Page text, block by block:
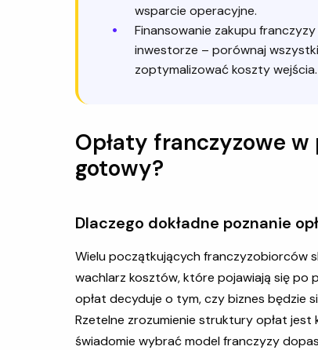
wsparcie operacyjne.
Finansowanie zakupu
inwestorze – porównaj
zoptymalizować koszty wejścia.
Opłaty franczyzowe
gotowy?
Dlaczego dokładne poznanie
Wielu początkujących franczyzobiorców
wachlarz kosztów, które pojawiają się po
opłat decyduje o tym, czy biznes będzie
Rzetelne zrozumienie struktury opłat jest
świadomie wybrać model franczyzy